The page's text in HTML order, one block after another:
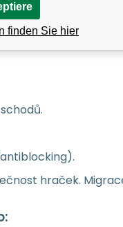
odstíny v
hraček.
finden Sie hier